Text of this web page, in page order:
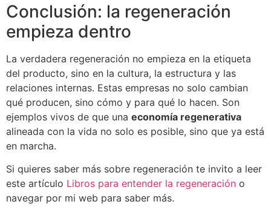
Conclusión: la regeneración
empieza dentro
La verdadera regeneración no empieza en la etiqueta
del producto, sino en la cultura, la estructura y las
relaciones internas. Estas empresas no solo cambian
qué producen, sino cómo y para qué lo hacen. Son
ejemplos vivos de que una economía regenerativa
alineada con la vida no solo es posible, sino que ya está
en marcha.
Si quieres saber más sobre regeneración te invito a leer
este artículo Libros para entender la regeneración o
navegar por mi web para saber más.